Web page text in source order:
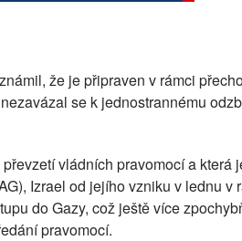
že je připraven v rámci
se k jednostrannému
vládních pravomocí a která
Izrael od jejího vzniku v lednu v
do Gazy, což ještě více
pravomocí.